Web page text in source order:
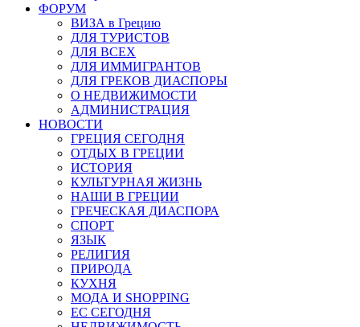
ФОРУМ
ВИЗА в Грецию
ДЛЯ ТУРИСТОВ
ДЛЯ ВСЕХ
ДЛЯ ИММИГРАНТОВ
ДЛЯ ГРЕКОВ ДИАСПОРЫ
О НЕДВИЖИМОСТИ
АДМИНИСТРАЦИЯ
НОВОСТИ
ГРЕЦИЯ СЕГОДНЯ
ОТДЫХ В ГРЕЦИИ
ИСТОРИЯ
КУЛЬТУРНАЯ ЖИЗНЬ
НАШИ В ГРЕЦИИ
ГРЕЧЕСКАЯ ДИАСПОРА
СПОРТ
ЯЗЫК
РЕЛИГИЯ
ПРИРОДА
КУХНЯ
МОДА И SHOPPING
ЕС СЕГОДНЯ